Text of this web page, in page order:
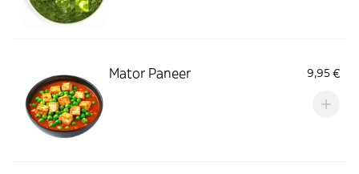
Mator Paneer 9,95 €